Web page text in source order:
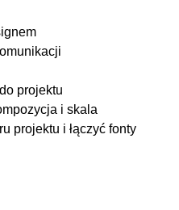
projektu
i skala
projektu i łączyć fonty